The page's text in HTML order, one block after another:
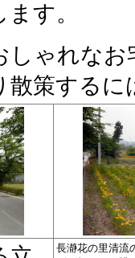
す。
しゃれな
散策するに
長瀞花の里清流